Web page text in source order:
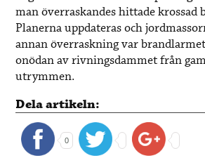
man överraskandes hittade krossad
Planerna uppdateras och
annan överraskning var
onödan av rivningsdammet från
utrymmen.
Dela artikeln:
0